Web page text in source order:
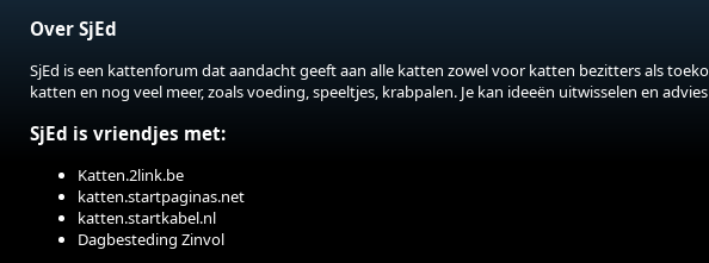
Over SjEd
SjEd is een kattenforum dat aandacht geeft aan alle katten zowel voor katten bezitters als
katten en nog veel meer, zoals voeding, speeltjes, krabpalen. Je kan ideeën uitwisselen en
SjEd is vriendjes met:
Katten.2link.be
katten.startpaginas.net
katten.startkabel.nl
Dagbesteding Zinvol